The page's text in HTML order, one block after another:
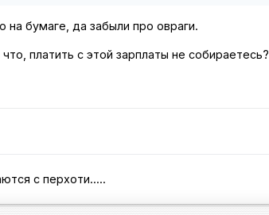
на бумаге, да забыли про овраги.
платить с этой зарплаты не собираетесь?
с перхоти.....